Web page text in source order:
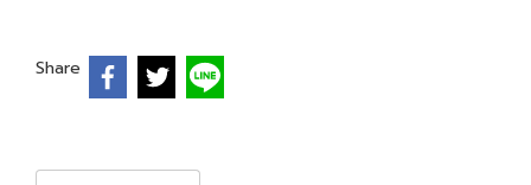
Share